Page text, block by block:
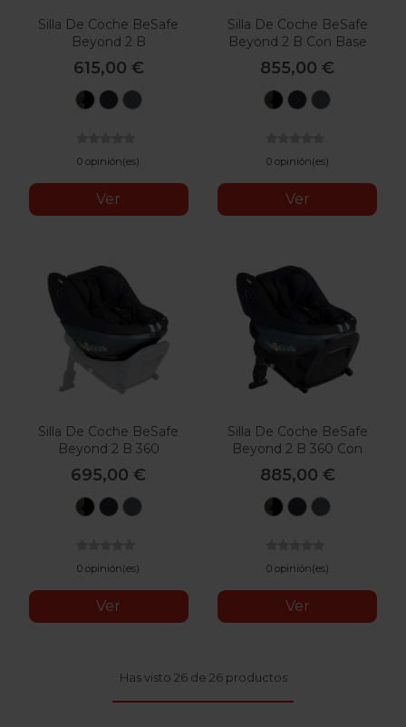
Silla De Coche BeSafe
Beyond 2 B
615,00 €
DarkBlackAnthracite
0 opinión(es)
Ver
Silla De Coche BeSafe
Beyond 2 B Con Base
Isofix
855,00 €
DarkBlack
0 opinión(es)
Ver
Silla De Coche BeSafe
Beyond 2 B 360
695,00 €
DarkBlackAnthracite
0 opinión(es)
Ver
Silla De Coche BeSafe
Beyond 2 B 360 Con
Base
885,00 €
DarkBlack
0 opinión(es)
Ver
Has visto 26 de 26 productos